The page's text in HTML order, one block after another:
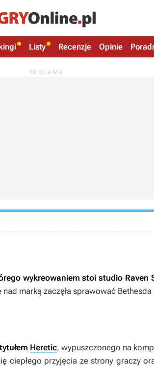
Listy Recenzje Opinie
wykreowaniem stoi studio Raven
marką zaczęła sprawować
Heretic, wypuszczonego na
ciepłego przyjęcia ze strony graczy